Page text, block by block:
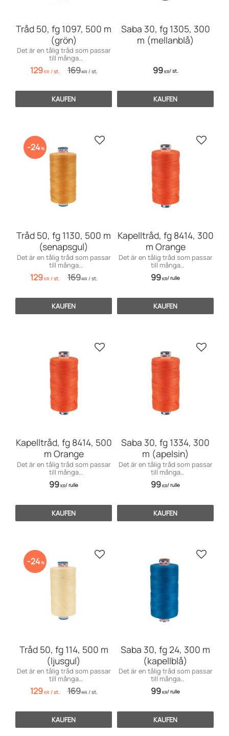
Tråd 50, fg 1097, 500 m
(grön)
Det är en tålig tråd som passar
till många
användningsområden inom
möbelsömnad men även för
129KR /st. 169KR /st.
KAUFEN
Saba 30, fg 1305, 300
m (mellanblå)
99KR/st.
KAUFEN
Tråd 50, fg 1130, 500 m
(senapsgul)
Det är en tålig tråd som passar
till många
användningsområden inom
möbelsömnad men även för
129KR /st. 169KR /st.
24% Zu Favoriten hinzufügen
KAUFEN
Kapelltråd, fg 8414, 300
m Orange
Det är en tålig tråd som passar
till många
användningsområden främst
till markiser, kapell, möbler och
effektsömnad.
99KR/rulle
Zu
KAUFEN
Kapelltråd, fg 8414, 500
m Orange
Det är en tålig tråd som passar
till många
användningsområden främst
till markiser, kapell, möbler och
99KR/rulle
Zu Favoriten hinzufügen
KAUFEN
Saba 30, fg 1334, 300
m (apelsin)
Det är en tålig tråd som passar
till många
användningsområden främst
till markiser, kapell, möbler och
99KR/rulle
Zu
KAUFEN
Tråd 50, fg 114, 500 m
(ljusgul)
Det är en tålig tråd som passar
till många
användningsområden inom
möbelsömnad men även för
129KR /st. 169KR /st.
24% Zu Favoriten hinzufügen
KAUFEN
Saba 30, fg 24, 300 m
(kapellblå)
Det är en tålig tråd som passar
till många
användningsområden främst
till markiser, kapell, möbler och
effektsömnad.
99KR/rulle
Zu
KAUFEN